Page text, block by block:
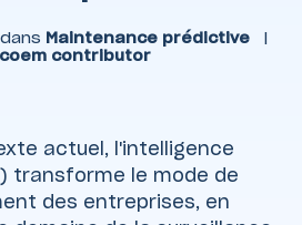
dans Maintenance prédictive
|
contributor
actuel, l'intelligence
transforme le mode de
des entreprises, en